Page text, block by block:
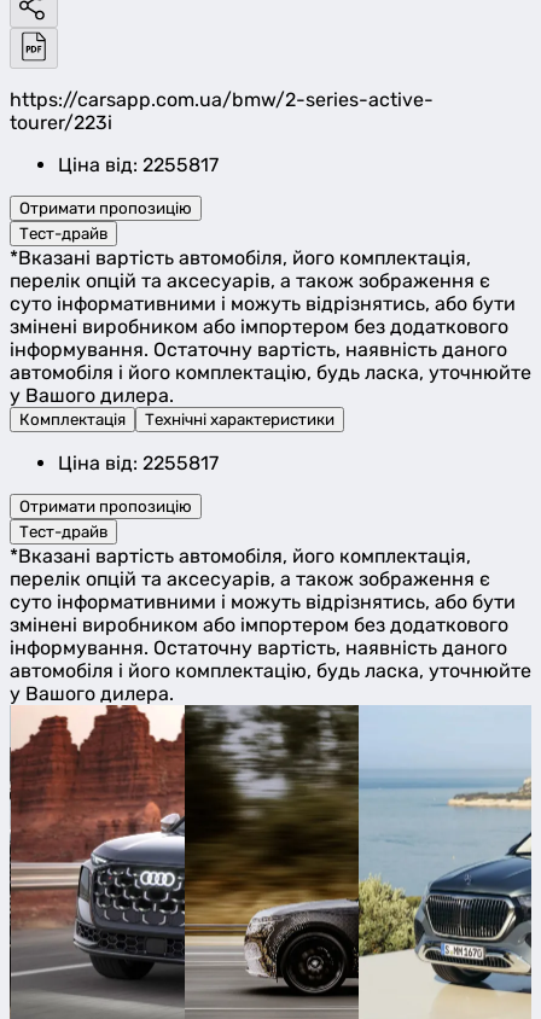
https://carsapp.com.ua/bmw/2-series-active-
tourer/223i
Ціна від: 2255817
Отримати пропозицію
Тест-драйв
*Вказані вартість автомобіля, його комплектація,
перелік опцій та аксесуарів, а також зображення є
суто інформативними і можуть відрізнятись, або бути
змінені виробником або імпортером без додаткового
інформування. Остаточну вартість, наявність даного
автомобіля і його комплектацію, будь ласка, уточнюйте
у Вашого дилера.
Комплектація Технічні характеристики
Ціна від: 2255817
Отримати пропозицію
Тест-драйв
*Вказані вартість автомобіля, його комплектація,
перелік опцій та аксесуарів, а також зображення є
суто інформативними і можуть відрізнятись, або бути
змінені виробником або імпортером без додаткового
інформування. Остаточну вартість, наявність даного
автомобіля і його комплектацію, будь ласка, уточнюйте
у Вашого дилера.